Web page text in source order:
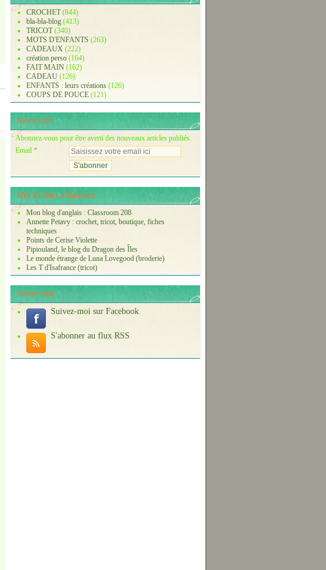
CROCHET(844)
bla-bla-blog (413)
TRICOT(340)
MOTS D'ENFANTS (263)
CADEAUX (222)
création perso (164)
FAIT MAIN (162)
CADEAU (126)
ENFANTS : leurs créations (126)
COUPS DE POUCE (121)
Newsletter
Abonnez-vous pour être averti des nouveaux articles publiés.
Email
Mes Bonnes Z'adresses...
Mon blog d'anglais : Classroom 208
Annette Petavy : crochet, tricot, boutique, fiches
techniques
Points de Cerise Violette
Pipiouland, le blog du Dragon des Îles
Le monde étrange de Luna Lovegood (broderie)
Les T d'Isafrance (tricot)
Suivez-moi
Suivez-moi sur Facebook
S'abonner au flux RSS